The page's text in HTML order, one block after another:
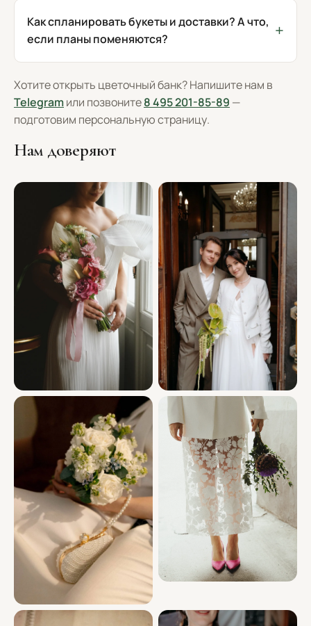
Как спланировать букеты и доставки? А что,
если планы поменяются?
Хотите открыть цветочный банк? Напишите нам в
Telegramили позвоните8 495 201-85-89 —
подготовим персональную страницу.
Нам доверяют